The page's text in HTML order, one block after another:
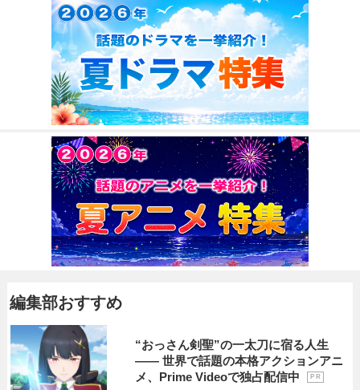
編集部おすすめ
“おっさん剣聖”の一太刀に宿る人生
―― 世界で話題の本格アクションアニ
メ、Prime Videoで独占配信中
P R